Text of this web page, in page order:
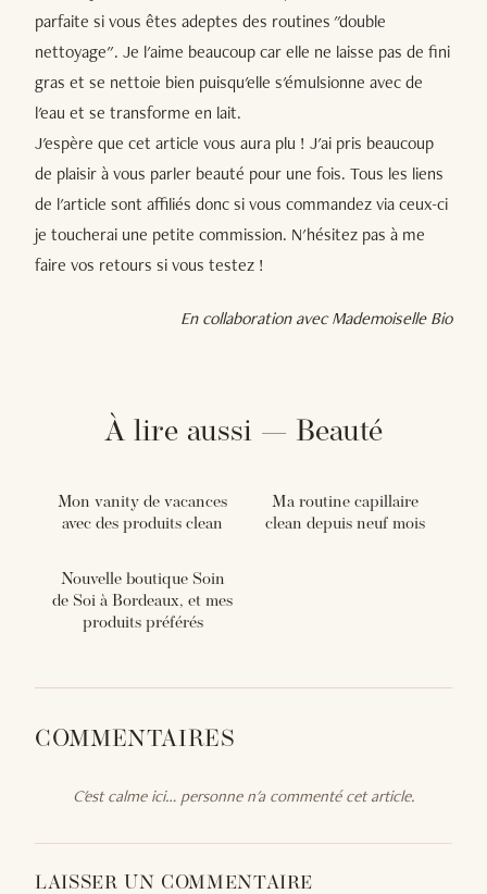
parfaite si vous êtes adeptes des routines "double
nettoyage". Je l'aime beaucoup car elle ne laisse pas de fini
gras et se nettoie bien puisqu'elle s'émulsionne avec de
l'eau et se transforme en lait.
J'espère que cet article vous aura plu ! J'ai pris beaucoup
de plaisir à vous parler beauté pour une fois. Tous les liens
de l'article sont affiliés donc si vous commandez via ceux-ci
je toucherai une petite commission. N'hésitez pas à me
faire vos retours si vous testez !
En collaboration avec Mademoiselle Bio
À lire aussi — Beauté
Mon vanity de vacances
avec des produits clean
Ma routine capillaire
clean depuis neuf mois
Nouvelle boutique Soin
de Soi à Bordeaux, et mes
produits préférés
COMMENTAIRES
C'est calme ici… personne n'a commenté cet article.
LAISSER UN COMMENTAIRE